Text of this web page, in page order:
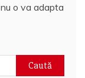
o va adapta